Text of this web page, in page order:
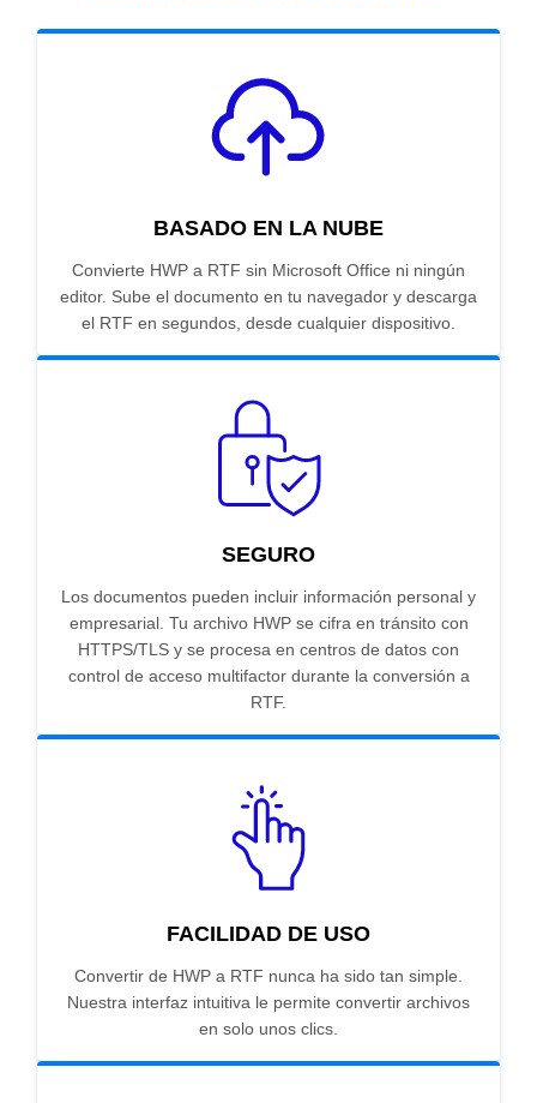
BASADO EN LA NUBE
Convierte HWP a RTF sin Microsoft Office ni ningún
editor. Sube el documento en tu navegador y descarga
el RTF en segundos, desde cualquier dispositivo.
SEGURO
Los documentos pueden incluir información personal y
empresarial. Tu archivo HWP se cifra en tránsito con
HTTPS/TLS y se procesa en centros de datos con
control de acceso multifactor durante la conversión a
RTF.
FACILIDAD DE USO
Convertir de HWP a RTF nunca ha sido tan simple.
Nuestra interfaz intuitiva le permite convertir archivos
en solo unos clics.